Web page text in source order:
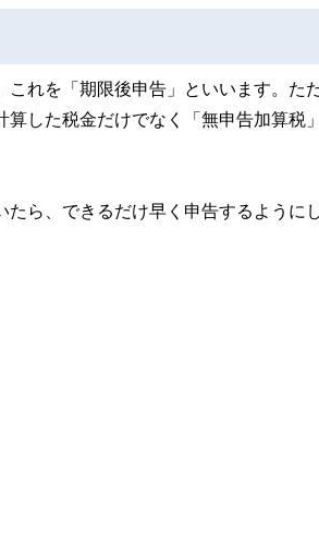
れを「期限後申告」といいます。ただ
した税金だけでなく「無申告加算税
ら、できるだけ早く申告するように